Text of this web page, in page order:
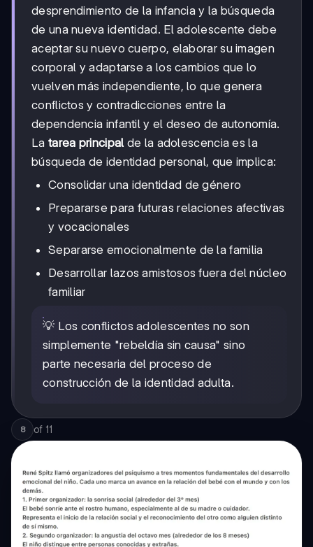
desprendimiento de la infancia y la búsqueda
de una nueva identidad. El adolescente debe
aceptar su nuevo cuerpo, elaborar su imagen
corporal y adaptarse a los cambios que lo
vuelven más independiente, lo que genera
conflictos y contradicciones entre la
dependencia infantil y el deseo de autonomía.
La tarea principal de la adolescencia es la
búsqueda de identidad personal, que implica:
Consolidar una identidad de género
Prepararse para futuras relaciones afectivas
y vocacionales
Separarse emocionalmente de la familia
Desarrollar lazos amistosos fuera del núcleo
familiar
💡 Los conflictos adolescentes no son
simplemente "rebeldía sin causa" sino
parte necesaria del proceso de
construcción de la identidad adulta.
8 of 11